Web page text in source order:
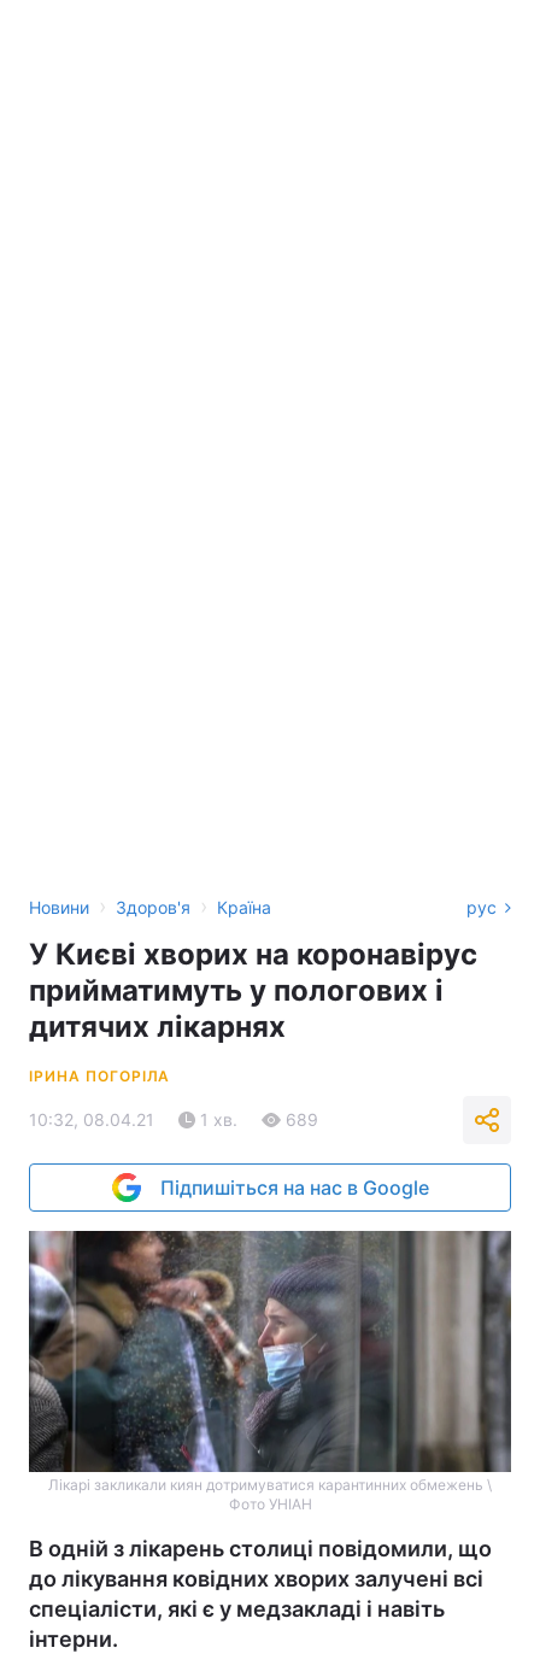
Новини › Здоров'я › Країна рус
У Києві хворих на коронавірус
прийматимуть у пологових і
дитячих лікарнях
ІРИНА ПОГОРІЛА
10:32, 08.04.21 1 хв. 689
Підпишіться на нас в Google
Лікарі закликали киян дотримуватися карантинних обмежень \
Фото УНІАН
В одній з лікарень столиці повідомили, що
до лікування ковідних хворих залучені всі
спеціалісти, які є у медзакладі і навіть
інтерни.